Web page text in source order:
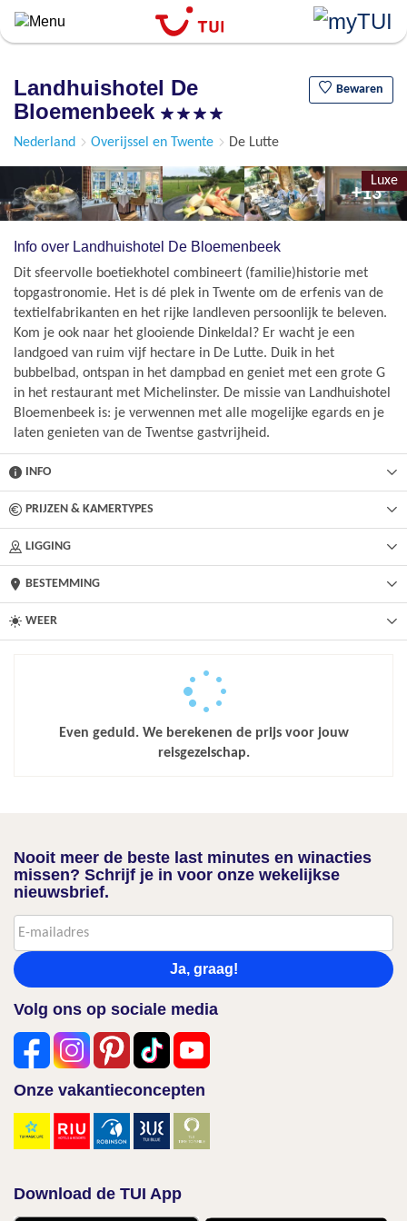
Overslaan
algemene
gaan
Landhuishotel De
Bloemenbeek
Bewaren
Nederland Overijssel en Twente De Lutte
Luxe
+13
Info over Landhuishotel De Bloemenbeek
Dit sfeervolle boetiekhotel combineert (familie)historie met
topgastronomie. Het is dé plek in Twente om de erfenis van de
textielfabrikanten en het rijke landleven persoonlijk te beleven.
Kom je ook naar het glooiende Dinkeldal? Er wacht je een
landgoed van ruim vijf hectare in De Lutte. Duik in het
bubbelbad, ontspan in het dampbad en geniet met een grote G
in het restaurant met Michelinster. De missie van Landhuishotel
Bloemenbeek is: je verwennen met alle mogelijke egards en je
laten genieten van de Twentse gastvrijheid.
INFO
PRIJZEN & KAMERTYPES
LIGGING
BESTEMMING
WEER
Even geduld. We berekenen de prijs voor jouw
reisgezelschap.
Nooit meer de beste last minutes en winacties
missen? Schrijf je in voor onze wekelijkse
nieuwsbrief.
Ja, graag!
Volg ons op sociale media
Onze vakantieconcepten
Download de TUI App